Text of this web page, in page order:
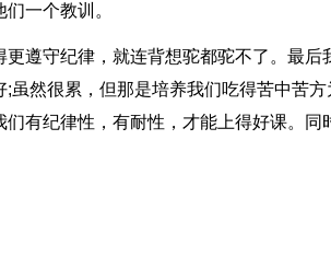
一个教训。
遵守纪律，就连背想驼都驼不了。最后
虽然很累，但那是培养我们吃得苦中苦
有纪律性，有耐性，才能上得好课。同